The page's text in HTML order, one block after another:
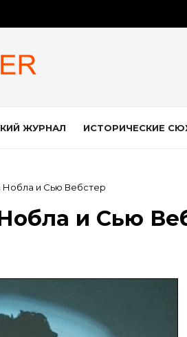
ЖУРНАЛ ИСТОРИЧЕСКИЕ
Нобла и Сью Вебстер
и Сью